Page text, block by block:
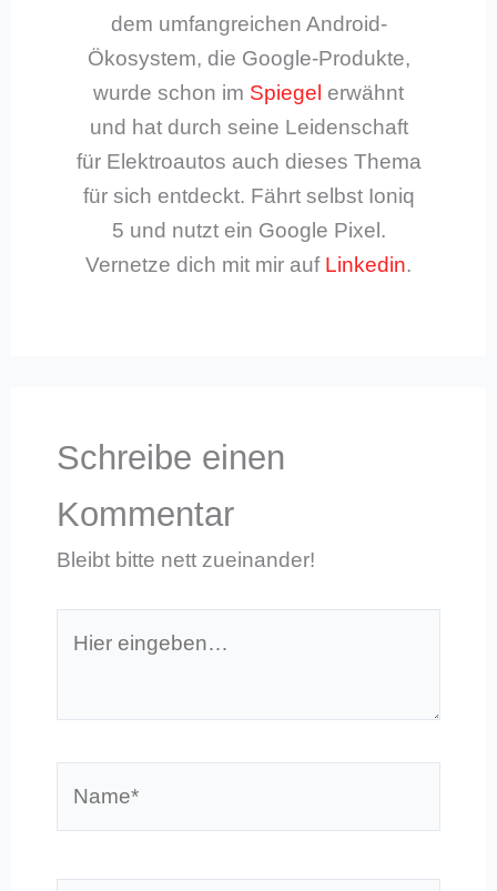
dem umfangreichen Android-
Ökosystem, die Google-Produkte,
wurde schon im Spiegel erwähnt
und hat durch seine Leidenschaft
für Elektroautos auch dieses Thema
für sich entdeckt. Fährt selbst Ioniq
5 und nutzt ein Google Pixel.
Vernetze dich mit mir auf Linkedin.
Schreibe einen
Kommentar
Bleibt bitte nett zueinander!
eingeben…